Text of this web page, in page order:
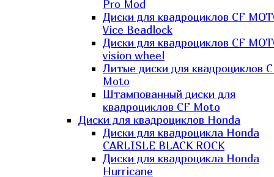
Pro Mod
Диски для квадроциклов CF
Vice Beadlock
Диски для квадроциклов CF
vision wheel
Литые диски для квадроциклов
Moto
Штампованный диски для
квадроциклов CF Moto
Диски для квадроциклов Honda
Диски для квадроцикла Honda
CARLISLE BLACK ROCK
Диски для квадроцикла Honda
Hurricane